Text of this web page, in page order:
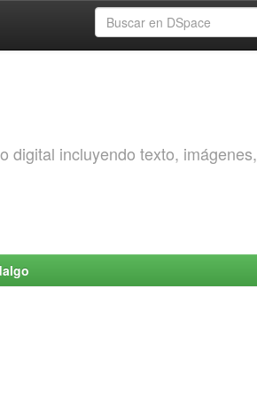
digital incluyendo texto, imágenes,